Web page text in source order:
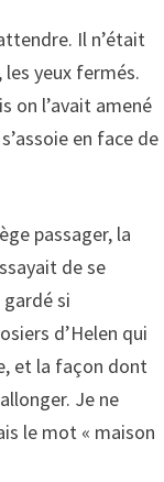
Il n’était
yeux fermés.
on l’avait amené
en face de
passager, la
de se
si
d’Helen qui
et la façon dont
Je ne
le mot « maison